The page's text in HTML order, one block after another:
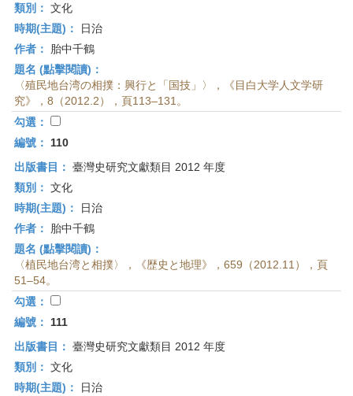
類別： 文化
時期(主題)：
日治
作者：
胎中千鶴
題名 (點擊閱讀)：
〈殖民地台湾の相撲：興行と「国技」〉，《目白大学人文学研
究》，8（2012.2），頁113–131。
勾選：
編號：
110
出版書目： 臺灣史研究文獻類目 2012 年度
類別： 文化
時期(主題)：
日治
作者：
胎中千鶴
題名 (點擊閱讀)：
〈植民地台湾と相撲〉，《歴史と地理》，659（2012.11），頁
51–54。
勾選：
編號：
111
出版書目： 臺灣史研究文獻類目 2012 年度
類別： 文化
時期(主題)：
日治